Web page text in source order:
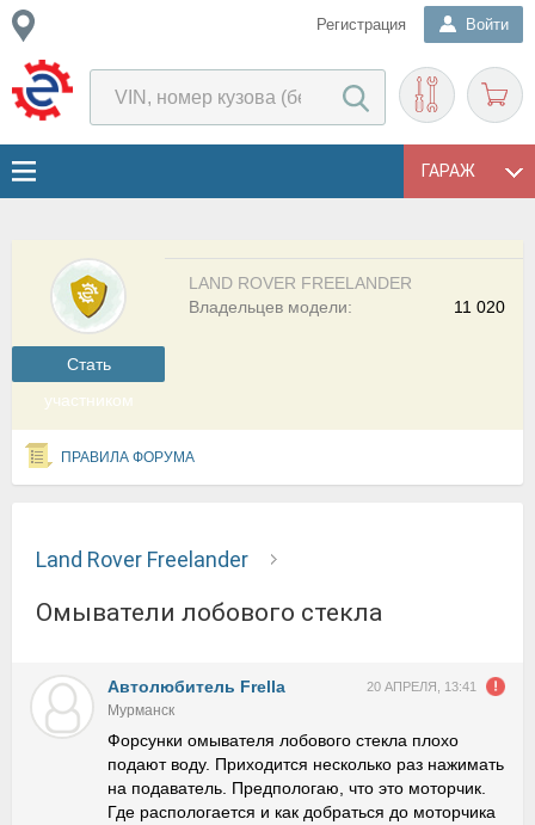
Регистрация Войти
ГАРАЖ
Cтать
участником
LAND ROVER FREELANDER
11 020
Владельцев модели:
ПРАВИЛА ФОРУМА
Land Rover Freelander
Омыватели лобового стекла
Автолюбитель Frella 20 АПРЕЛЯ, 13:41
Мурманск
Форсунки омывателя лобового стекла плохо
подают воду. Приходится несколько раз нажимать
на подаватель. Предпологаю, что это моторчик.
Где распологается и как добраться до моторчика